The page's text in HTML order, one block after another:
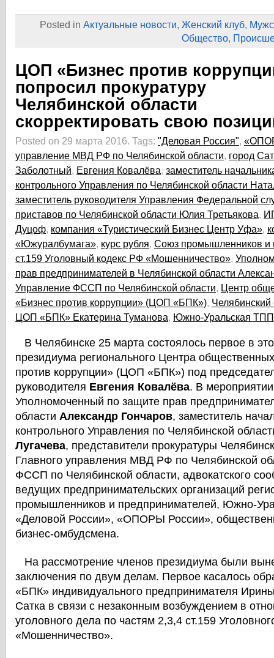
Posted in Актуальные новости, Женский клуб,
Общество,
ЦОП «Бизнес против
попросил прокуратуру
Челябинской области
скорректировать свою
Posted on 29 марта 2016. Tags: "Деловая Россия"
управление МВД РФ по Челябинской области город
Заболотный Евгения Ковалёва заместитель
контрольного Управления по Челябинской области
заместитель руководителя Управления Федеральной
приставов по Челябинской области Юлия Третьякова
Дуцоф компания «Туристический Бизнес Центр Уфа»
«Южуралбумага» курс рубля Союз промышленников и
ст.159 Уголовный кодекс РФ «Мошенничество»
прав предпринимателей в Челябинской области
Управление ФССП по Челябинской области Центр
«Бизнес против коррупции» (ЦОП «БПК») Челябинский
ЦОП «БПК» Екатерина Туманова Южно-Уральская ТПП
В Челябинске 25 марта состоялось первое в
президиума регионального Центра
против коррупции» (ЦОП «БПК») под
руководителя Евгения Ковалёва. В
Уполномоченный по защите прав
области Александр Гончаров, заместитель
контрольного Управления по Челябинской
Лугачева, представители прокуратуры
Главного управления МВД РФ по Челябинской
ФССП по Челябинской области, адвокатского
ведущих предпринимательских организаций
промышленников и предпринимателей, Южно-
«Деловой России», «ОПОРЫ России»,
бизнес-омбудсмена.
На рассмотрение членов президиума были
заключения по двум делам. Первое касалось
«БПК» индивидуального предпринимателя
Сатка в связи с незаконным возбуждением в
уголовного дела по частям 2,3,4 ст.159
«Мошенничество».